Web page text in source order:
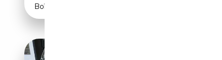
Boîte automatique